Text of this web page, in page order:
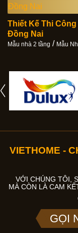
Thiết Kế Thi
Đồng Nai
Mẫu nhà 2 tầng / Mẫu
VIETHOME -
VỚI CHÚNG TÔI,
MÀ CÒN LÀ CAM
GỌI